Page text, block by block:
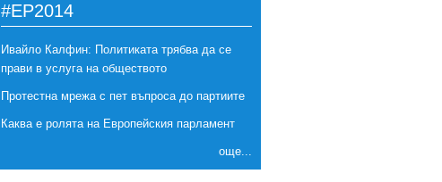
about Комисията представя проучване относно въздействието на бъдещите
търговски споразумения върху селскостопанския сектор
#EP2014
Ивайло Калфин: Политиката трябва да се
прави в услуга на обществото
Протестна мрежа с пет въпроса до партиите
Каква е ролята на Европейския парламент
още...